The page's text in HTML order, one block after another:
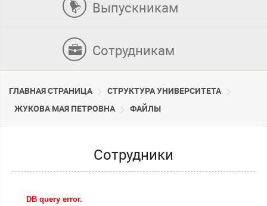
Выпускникам
Сотрудникам
ГЛАВНАЯ СТРАНИЦА
CТРУКТУРА УНИВЕРСИТЕТА
ЖУКОВА МАЯ ПЕТРОВНА
ФАЙЛЫ
Сотрудники
DB query error.